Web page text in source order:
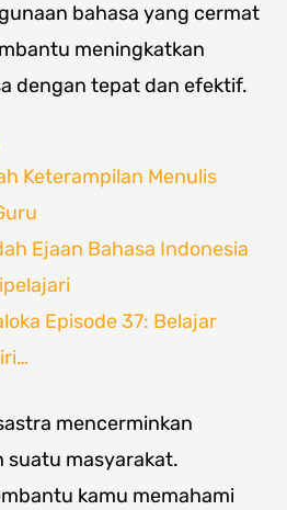
bahasa yang cermat
meningkatkan
dengan tepat dan efektif.
Keterampilan Menulis
Ejaan Bahasa Indonesia
Episode 37: Belajar
mencerminkan
suatu masyarakat.
kamu memahami